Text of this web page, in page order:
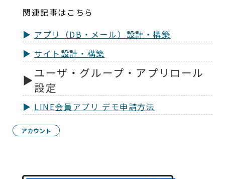
関連記事はこちら
アプリ（DB・メール）設計・構築
サイト設計・構築
ユーザ・グループ・アプリロール
設定
LINE会員アプリ デモ申請方法
アカウント